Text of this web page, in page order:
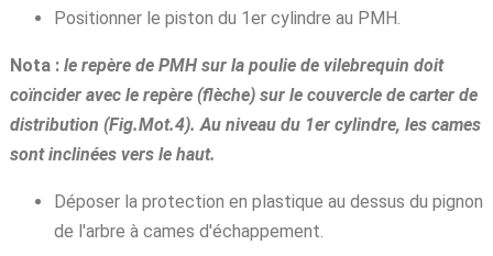
Positionner le piston du 1er cylindre au PMH.
Nota : le repère de PMH sur la poulie de vilebrequin doit
coïncider avec le repère (flèche) sur le couvercle de carter de
distribution (Fig.Mot.4). Au niveau du 1er cylindre, les cames
sont inclinées vers le haut.
Déposer la protection en plastique au dessus du pignon
de l'arbre à cames d'échappement.